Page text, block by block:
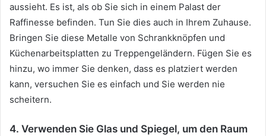
aussieht. Es ist, als ob Sie sich in einem Palast der
Raffinesse befinden. Tun Sie dies auch in Ihrem Zuhause.
Bringen Sie diese Metalle von Schrankknöpfen und
Küchenarbeitsplatten zu Treppengeländern. Fügen Sie es
hinzu, wo immer Sie denken, dass es platziert werden
kann, versuchen Sie es einfach und Sie werden nie
scheitern.
4. Verwenden Sie Glas und Spiegel, um den Raum